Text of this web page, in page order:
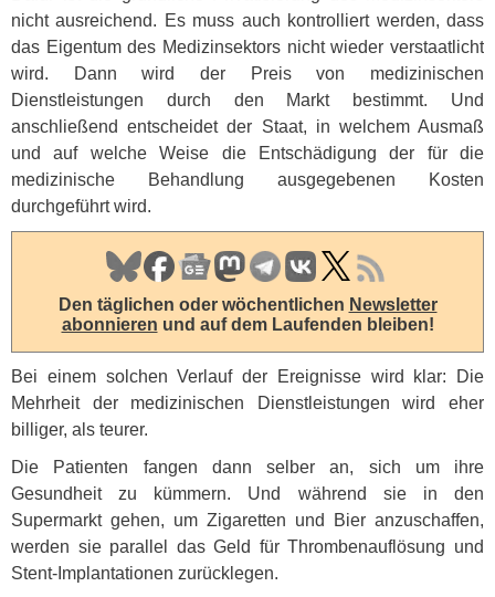
nicht ausreichend. Es muss auch kontrolliert werden, dass
das Eigentum des Medizinsektors nicht wieder verstaatlicht
wird. Dann wird der Preis von medizinischen
Dienstleistungen durch den Markt bestimmt. Und
anschließend entscheidet der Staat, in welchem Ausmaß
und auf welche Weise die Entschädigung der für die
medizinische Behandlung ausgegebenen Kosten
durchgeführt wird.
Den täglichen oder wöchentlichen Newsletter
abonnieren und auf dem Laufenden bleiben!
Bei einem solchen Verlauf der Ereignisse wird klar: Die
Mehrheit der medizinischen Dienstleistungen wird eher
billiger, als teurer.
Die Patienten fangen dann selber an, sich um ihre
Gesundheit zu kümmern. Und während sie in den
Supermarkt gehen, um Zigaretten und Bier anzuschaffen,
werden sie parallel das Geld für Thrombenauflösung und
Stent-Implantationen zurücklegen.